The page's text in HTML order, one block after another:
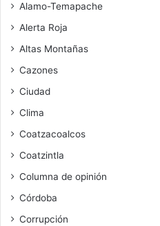
Alamo-Temapache
Alerta Roja
Altas Montañas
Cazones
Ciudad
Clima
Coatzacoalcos
Coatzintla
Columna de opinión
Córdoba
Corrupción